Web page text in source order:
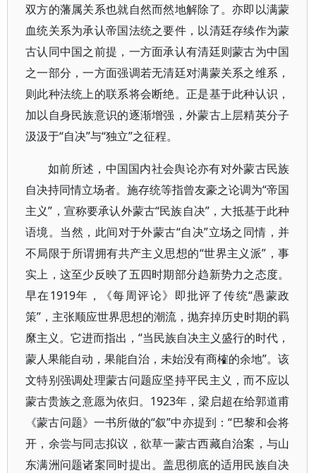
双方的藩属关系也就自然而然地解除了。亦即以满蒙
血统关系为承认帝国法统之要件，以清廷存续作为蒙
古认同中国之前提，一方面承认有清廷则蒙古为中国
之一部分，一方面强调若无清廷对满蒙关系之维系，
则此种法统上的联系将会断绝。正是基于此种认识，
加以自身民族意识的逐渐增强，外蒙古上层精英分子
汲汲于“自决”与“独立”之征程。
如前所述，中国国内社会舆论亦有对外蒙古民族
自决持同情立场者。施存统等指曾友豪之论调为“帝国
主义”，宣称要承认外蒙古“民族自决”，大抵基于此种
语境。当然，此间对于外蒙古“自决”立场之同情，并
不局限于所谓拥有共产主义思想的“世界主义派”，事
实上，这至少反映了五四时期部分趋新势力之态度。
早在1919年，《每周评论》即批评了传统“愚蒙政
策”，主张顺应世界思想的潮流，抛弃掉历史时期的羁
縻主义。它进而指出，“当民族自决主义盛行的时代，
蒙人果能自动，果能自治，未始没有商榷的余地”。该
文特别强调处理蒙古问题应坚持平民主义，而不应以
蒙古贵族之意愿为依归。1923年，梁启超在给郭道甫
《蒙古问题》一书所做的“叙”中亦提到：“巴黎和会将
开，余尝与同志拟议，欲草一蒙古西藏自治案，与山
东满洲问题诸案同时提出。盖思彻底的适用民族自决